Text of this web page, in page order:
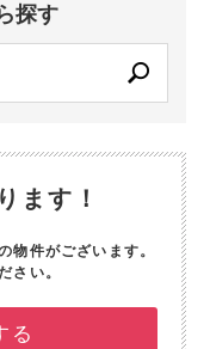
探す
ます！
物件がございます。
さい。
る